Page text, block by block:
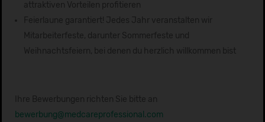
attraktiven Vorteilen profitieren
Feierlaune garantiert! Jedes Jahr veranstalten wir
Mitarbeiterfeste, darunter Sommerfeste und
Weihnachtsfeiern, bei denen du herzlich willkommen bist
Ihre Bewerbungen richten Sie bitte an
bewerbung@medcareprofessional.com